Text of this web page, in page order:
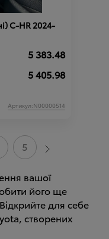
C-HR 2024-
5 383.48
5 405.98
Артикул:N00000514
5
вашої
його ще
для себе
створених